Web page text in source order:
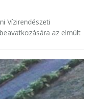
Vízirendészeti
az elmúlt